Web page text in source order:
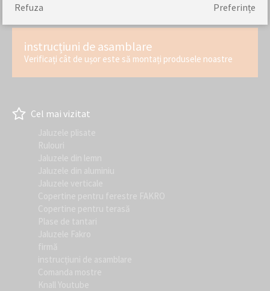
instrucțiuni de asamblare
Verificați cât de ușor este să montați produsele noastre
Cel mai vizitat
Jaluzele plisate
Rulouri
Jaluzele din lemn
Jaluzele din aluminiu
Jaluzele verticale
Copertine pentru ferestre FAKRO
Copertine pentru terasă
Plase de tantari
Jaluzele Fakro
firmă
instrucțiuni de asamblare
Comanda mostre
Knall Youtube
Preferințe
Refuza